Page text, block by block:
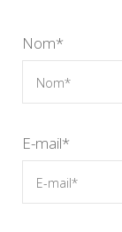
Nom*
E-mail*